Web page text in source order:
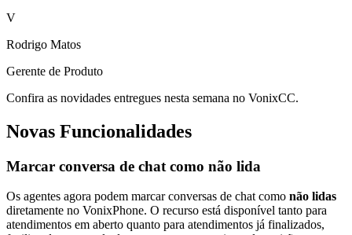
V
Rodrigo Matos
Gerente de Produto
Confira as novidades entregues nesta semana no VonixCC.
Novas Funcionalidades
Marcar conversa de chat como não lida
Os agentes agora podem marcar conversas de chat como não lidas
diretamente no VonixPhone. O recurso está disponível tanto para
atendimentos em aberto quanto para atendimentos já finalizados,